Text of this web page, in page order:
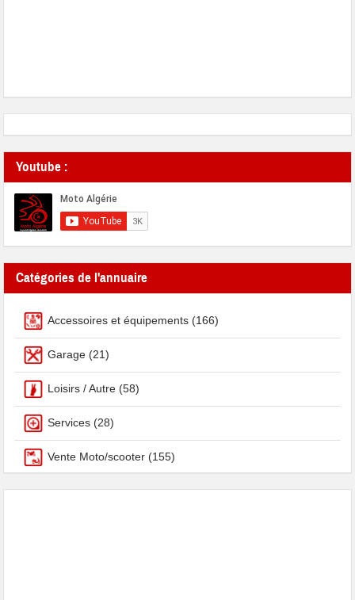
Youtube :
Catégories de l'annuaire
Accessoires et équipements (166)
Garage (21)
Loisirs / Autre (58)
Services (28)
Vente Moto/scooter (155)